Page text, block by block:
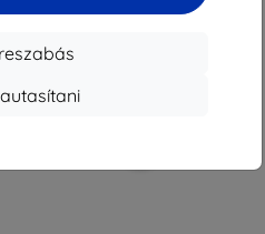
3 590 Ft